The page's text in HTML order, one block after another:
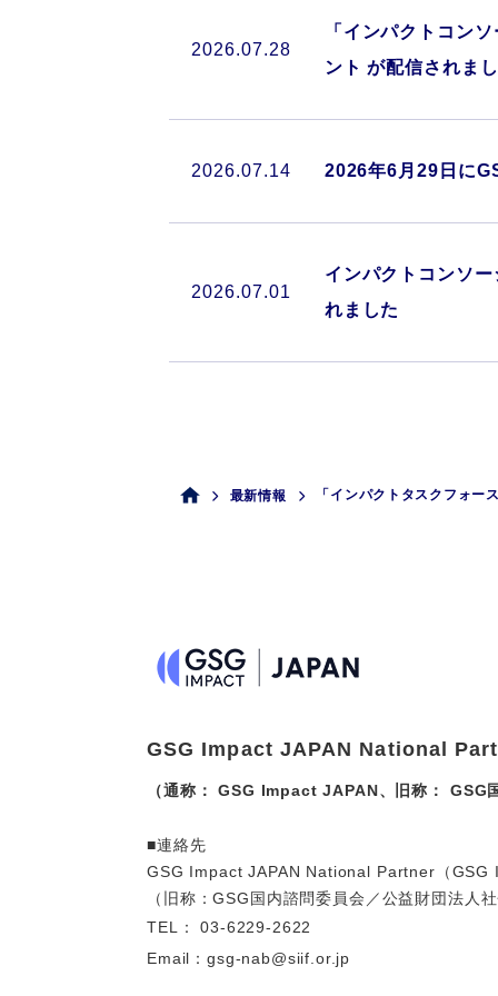
2026.07.28
「インパクトコン
ント が配信されま
2026.07.14 2026年6月29日に
2026.07.01
インパクトコンソ
れました
最新情報 「インパクトタスクフォー
GSG Impact JAPAN National
（通称： GSG Impact JAPAN、旧称： GSG
■連絡先
GSG Impact JAPAN National Partner（GSG
（旧称：GSG国内諮問委員会／公益財団法人
TEL：03-6229-2622
Email：gsg-nab@siif.or.jp